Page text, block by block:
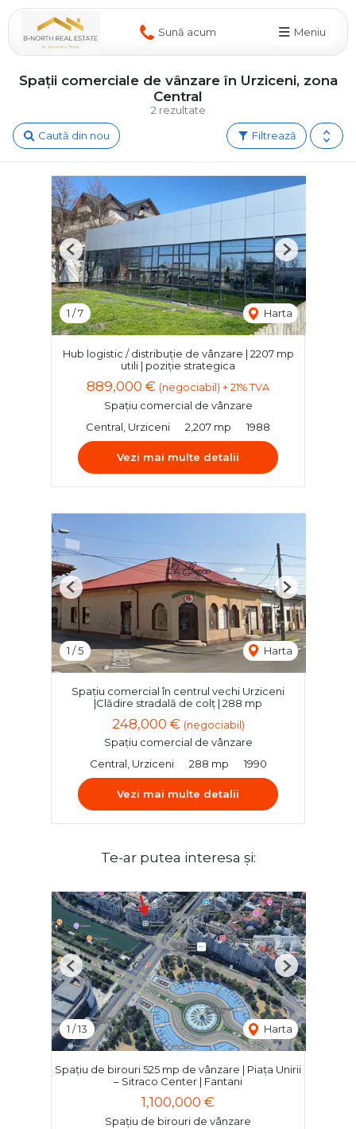
Sună acum Meniu
2 rezultate
Spații comerciale de vânzare în Urziceni, zona
Central
Filtrează
Caută din nou
1 /7 Harta
Previous Next
Hub logistic / distribuție de vânzare | 2207 mp
utili | poziție strategica
889,000 € (negociabil) + 21% TVA
Spațiu comercial de vânzare
Central, Urziceni
2,207 mp 1988
Vezi mai multe detalii
1 /5 Harta
Previous Next
Spațiu comercial în centrul vechi Urziceni
|Clădire stradală de colț | 288 mp
248,000 € (negociabil)
Spațiu comercial de vânzare
Central, Urziceni
288 mp 1990
Vezi mai multe detalii
Te-ar putea interesa și:
1 /13 Harta
Previous Next
Spațiu de birouri 525 mp de vânzare | Piața Unirii
– Sitraco Center | Fantani
1,100,000 €
Spațiu de birouri de vânzare